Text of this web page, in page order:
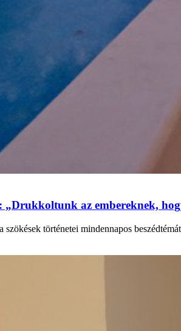
az embereknek,
szökések történetei mindennapos